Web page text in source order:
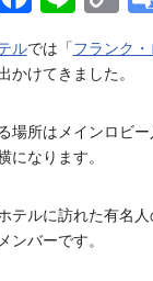
C
n
n
bo
y
nk
ルでは「 フランク
かけてきました。
場所はメインロビ
になります。
テルに訪れた有名
ンバーです。